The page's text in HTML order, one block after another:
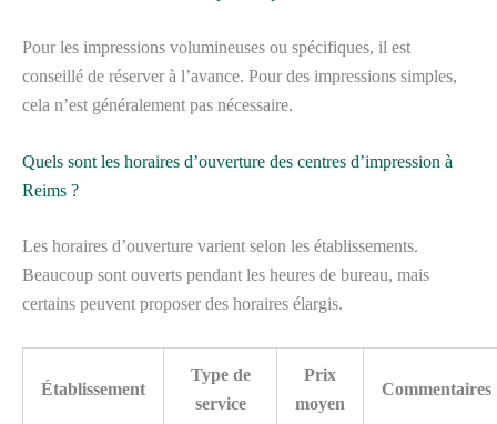
Pour les impressions volumineuses ou spécifiques, il est
conseillé de réserver à l’avance. Pour des impressions simples,
cela n’est généralement pas nécessaire.
Quels sont les horaires d’ouverture des centres d’impression à
Reims ?
Les horaires d’ouverture varient selon les établissements.
Beaucoup sont ouverts pendant les heures de bureau, mais
certains peuvent proposer des horaires élargis.
Établissement
Type de
service
Prix
moyen
Commentaires